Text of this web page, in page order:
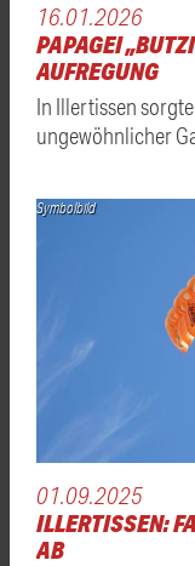
16.01.2026
PAPAGEI
AUFREGUNG
In Illertissen
ungewöhnlicher
Symbolbild
01.09.2025
ILLERTISSEN:
AB